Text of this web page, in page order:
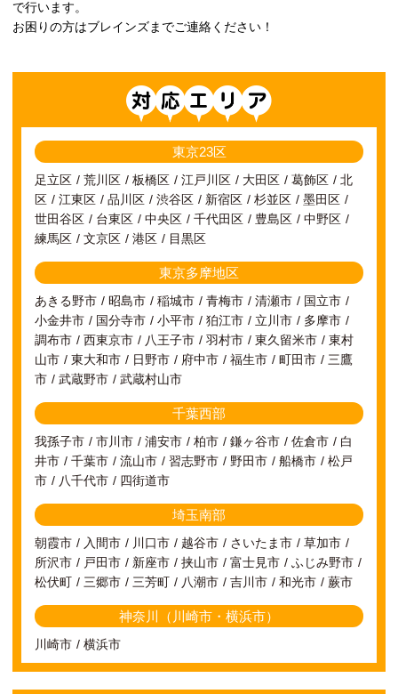
で行います。
お困りの方はブレインズまでご連絡ください！
東京23区
足立区 荒川区 板橋区 江戸川区 大田区 葛飾区
北
区
江東区 品川区 渋谷区 新宿区 杉並区
墨田区
世田谷区
台東区 中央区 千代田区 豊島区
中野区
練馬区
文京区 港区 目黒区
東京多摩地区
あきる野市 昭島市 稲城市 青梅市 清瀬市
国立市
小金井市
国分寺市 小平市 狛江市 立川市
多摩市
調布市
西東京市 八王子市 羽村市 東久留米市
東村
山市
東大和市 日野市 府中市 福生市 町田市
三鷹
市
武蔵野市 武蔵村山市
千葉西部
我孫子市 市川市 浦安市 柏市 鎌ヶ谷市 佐倉市
白
井市
千葉市 流山市 習志野市 野田市 船橋市
松戸
市
八千代市 四街道市
埼玉南部
朝霞市 入間市 川口市 越谷市 さいたま市
草加市
所沢市
戸田市 新座市 挟山市 富士見市
ふじみ野市
松伏町
三郷市 三芳町 八潮市 吉川市 和光市 蕨市
神奈川（川崎市・横浜市）
川崎市 横浜市